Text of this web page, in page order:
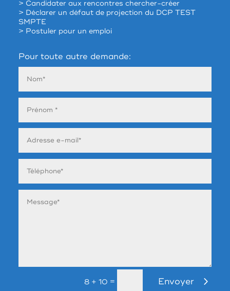
> Candidater aux rencontres chercher-créer
> Déclarer un défaut de projection du DCP TEST
SMPTE
> Postuler pour un emploi
Pour toute autre demande:
8 + 10 = Envoyer